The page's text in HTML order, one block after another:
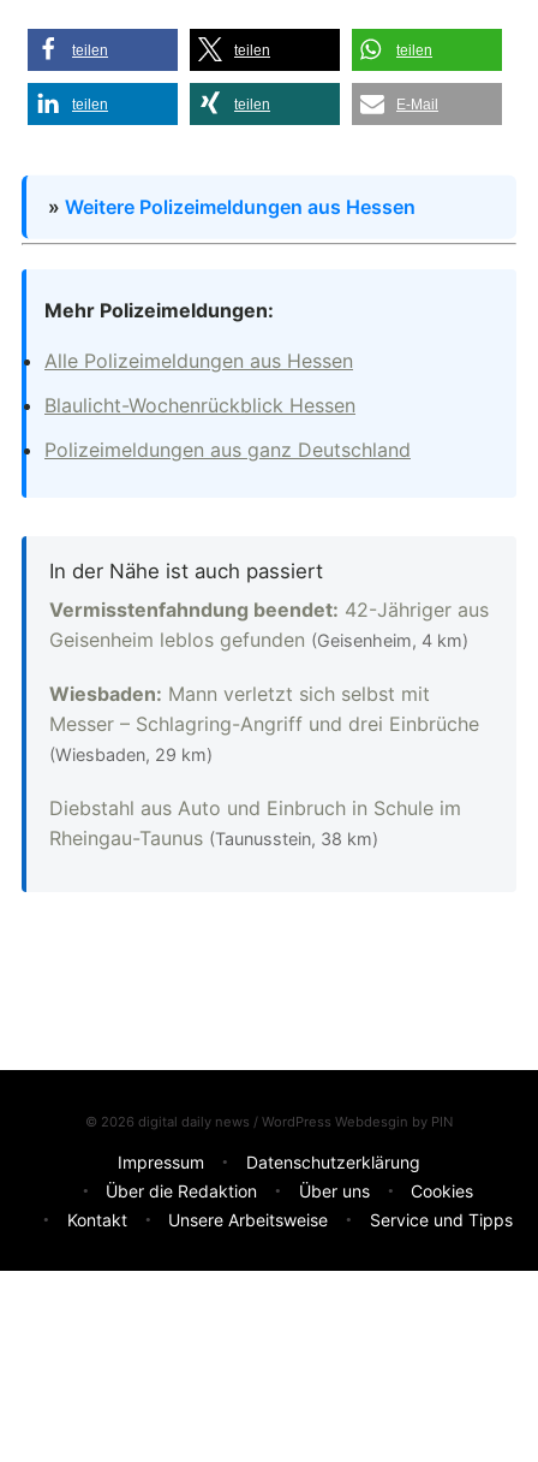
teilen teilen teilen
teilen teilen E-Mail
» Weitere Polizeimeldungen aus Hessen
Mehr Polizeimeldungen:
Alle Polizeimeldungen aus Hessen
Blaulicht-Wochenrückblick Hessen
Polizeimeldungen aus ganz Deutschland
In der Nähe ist auch passiert
Vermisstenfahndung beendet: 42-Jähriger aus
Geisenheim leblos gefunden (Geisenheim, 4 km)
Wiesbaden: Mann verletzt sich selbst mit
Messer – Schlagring-Angriff und drei Einbrüche
(Wiesbaden, 29 km)
Diebstahl aus Auto und Einbruch in Schule im
Rheingau-Taunus (Taunusstein, 38 km)
© 2026 digital daily news / WordPress Webdesgin by PIN
Impressum
Datenschutzerklärung
Über die Redaktion
Über uns
Cookies
Kontakt
Unsere Arbeitsweise Service und Tipps